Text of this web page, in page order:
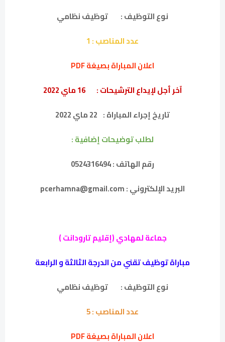
نوع التوظيف :
توظيف نظامي
عدد المناصب : 1
اعلان المباراة بصيغة PDF
آخر أجل لإيداع الترشيحات :
16 ماي 2022
تاريخ إجراء المباراة : 22 ماي 2022
لطلب توضيحات إضافية :
رقم الهاتف : 0524316494
البريد الإلكتروني : pcerhamna@gmail.com
جماعة لمهادي (إقليم تارودانت )
مباراة توظيف تقني من الدرجة الثالثة و الرابعة
نوع التوظيف :
توظيف نظامي
عدد المناصب :5
اعلان المباراة بصيغة PDF